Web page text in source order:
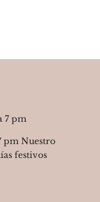
7 pm
pm Nuestro
festivos